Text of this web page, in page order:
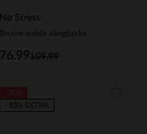
No Stress
Bruine suède slingbacks
109.99
76.99
-10% EXTRA